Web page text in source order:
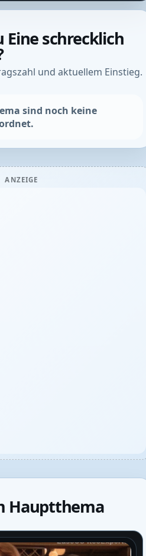
Eine schrecklich
und aktuellem Einstieg.
sind noch keine
ANZEIGE
Hauptthema